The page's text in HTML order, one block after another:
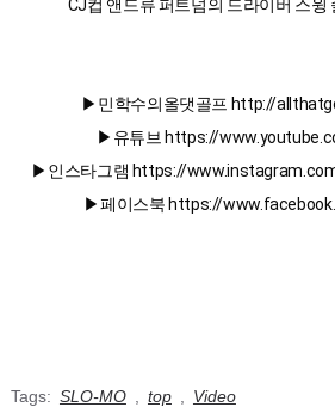
CJ컵 앤드류 퍼트넘의 드라이버 스윙
▶민학수의올댓골프 http://
▶인스타그램 https://
▶페이스북 https://
Tags: SLO-MO top Video